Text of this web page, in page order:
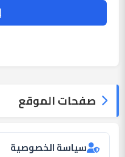
صفحات الموقع
سياسة الخصوصية